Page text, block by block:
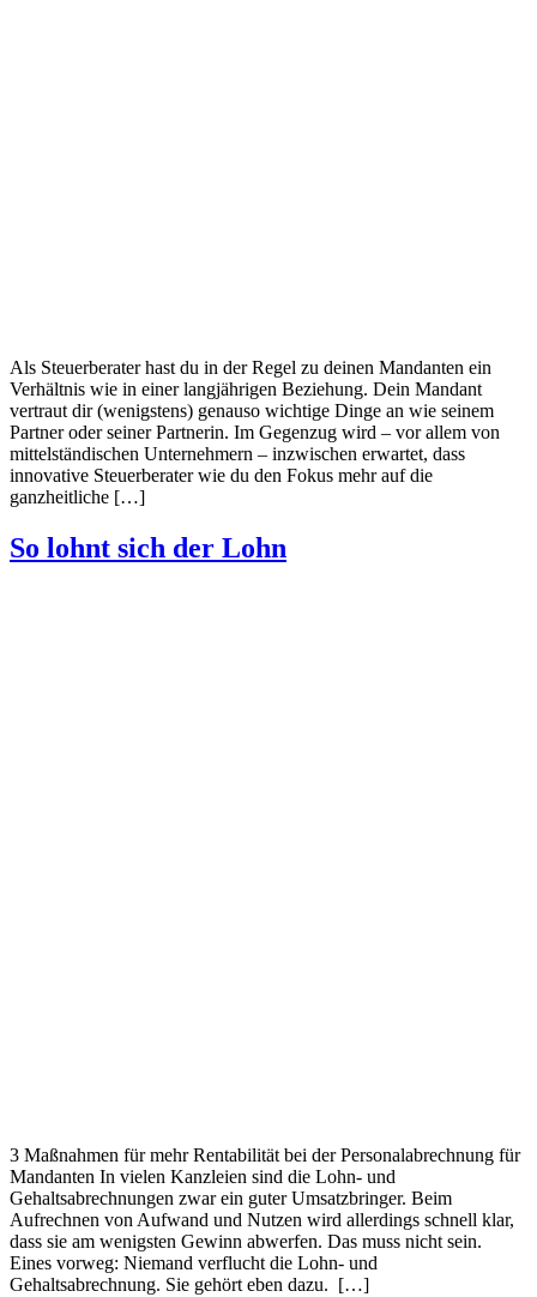
Als Steuerberater hast du in der Regel zu deinen Mandanten ein
Verhältnis wie in einer langjährigen Beziehung. Dein Mandant
vertraut dir (wenigstens) genauso wichtige Dinge an wie seinem
Partner oder seiner Partnerin. Im Gegenzug wird – vor allem von
mittelständischen Unternehmern – inzwischen erwartet, dass
innovative Steuerberater wie du den Fokus mehr auf die
ganzheitliche […]
So lohnt sich der Lohn
3 Maßnahmen für mehr Rentabilität bei der Personalabrechnung für
Mandanten In vielen Kanzleien sind die Lohn- und
Gehaltsabrechnungen zwar ein guter Umsatzbringer. Beim
Aufrechnen von Aufwand und Nutzen wird allerdings schnell klar,
dass sie am wenigsten Gewinn abwerfen. Das muss nicht sein.
Eines vorweg: Niemand verflucht die Lohn- und
Gehaltsabrechnung. Sie gehört eben dazu. […]